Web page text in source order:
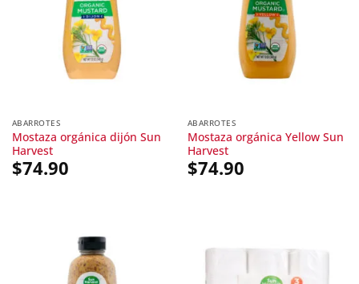
ABARROTES
Mostaza orgánica dijón Sun
Harvest
$74.90
ABARROTES
Mostaza orgánica Yellow Sun
Harvest
$74.90